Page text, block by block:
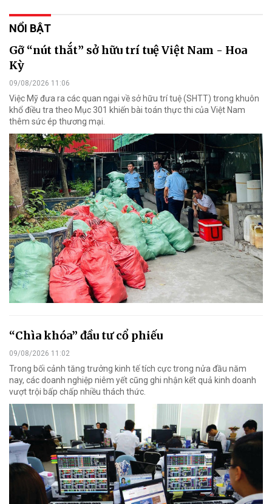
NỔI BẬT
Gỡ “nút thắt” sở hữu trí tuệ Việt Nam - Hoa
Kỳ
09/08/2026 11:06
Việc Mỹ đưa ra các quan ngại về sở hữu trí tuệ (SHTT) trong khuôn
khổ điều tra theo Mục 301 khiến bài toán thực thi của Việt Nam
thêm sức ép thương mại.
“Chìa khóa” đầu tư cổ phiếu
09/08/2026 11:02
Trong bối cảnh tăng trưởng kinh tế tích cực trong nửa đầu năm
nay, các doanh nghiệp niêm yết cũng ghi nhận kết quả kinh doanh
vượt trội bấp chấp nhiều thách thức.